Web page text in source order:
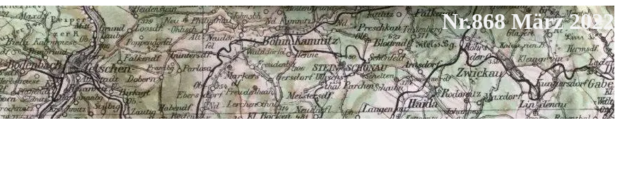
Nr.868 März 2022